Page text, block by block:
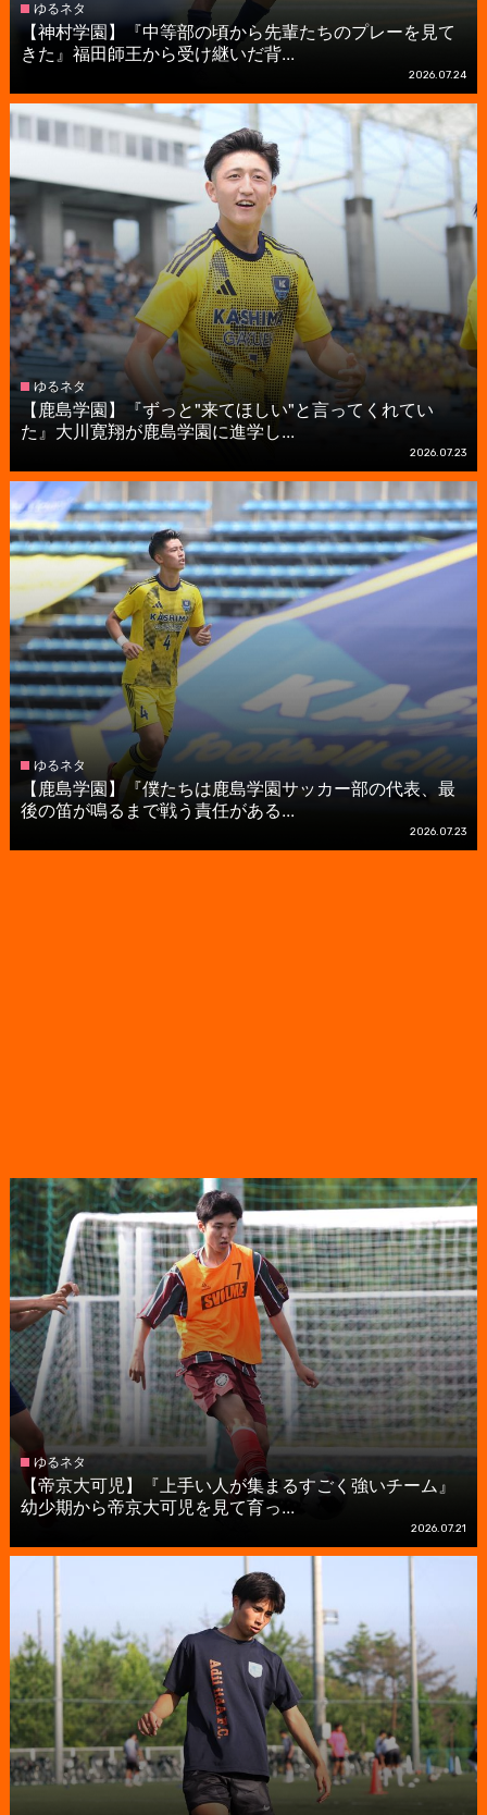
ゆるネタ
【神村学園】『中等部の頃から先輩たちのプレーを見て
きた』福田師王から受け継いだ背...
2026.07.24
ゆるネタ
【鹿島学園】『ずっと"来てほしい"と言ってくれてい
た』大川寛翔が鹿島学園に進学し...
2026.07.23
ゆるネタ
【鹿島学園】『僕たちは鹿島学園サッカー部の代表、最
後の笛が鳴るまで戦う責任がある...
2026.07.23
ゆるネタ
【帝京大可児】『上手い人が集まるすごく強いチーム』
幼少期から帝京大可児を見て育っ...
2026.07.21